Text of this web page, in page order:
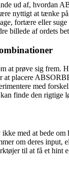
ud af, hvordan
nyttigt at tænke
fortære eller
billede af ordets
at prøve sig frem.
at placere
med
finde den rigtige
med at bede
om deres input,
til at få et hint